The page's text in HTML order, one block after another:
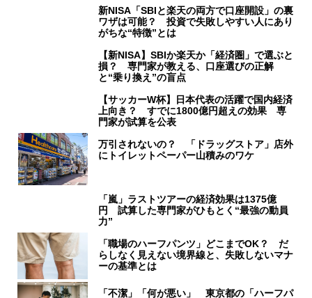
新NISA「SBIと楽天の両方で口座開設」の裏
ワザは可能？ 投資で失敗しやすい人にあり
がちな“特徴”とは
【新NISA】SBIか楽天か「経済圏」で選ぶと
損？ 専門家が教える、口座選びの正解
と“乗り換え”の盲点
【サッカーW杯】日本代表の活躍で国内経済
上向き？ すでに1800億円超えの効果 専
門家が試算を公表
万引されないの？ 「ドラッグストア」店外
にトイレットペーパー山積みのワケ
「嵐」ラストツアーの経済効果は1375億
円 試算した専門家がひもとく“最強の動員
力”
「職場のハーフパンツ」どこまでOK？ だ
らしなく見えない境界線と、失敗しないマナ
ーの基準とは
「不潔」「何が悪い」 東京都の「ハーフパ